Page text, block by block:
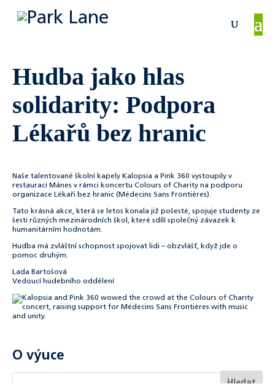
Hudba jako hlas
solidarity: Podpora
Lékařů bez hranic
Naše talentované školní kapely Kalopsia a Pink 360 vystoupily v
restauraci Mánes v rámci koncertu Colours of Charity na podporu
organizace Lékaři bez hranic (Médecins Sans Frontières).
Tato krásná akce, která se letos konala již pošesté, spojuje studenty ze
šesti různých mezinárodních škol, které sdílí společný závazek k
humanitárním hodnotám.
Hudba má zvláštní schopnost spojovat lidi – obzvlášť, když jde o
pomoc druhým.
Lada Bartošová
Vedoucí hudebního oddělení
O výuce